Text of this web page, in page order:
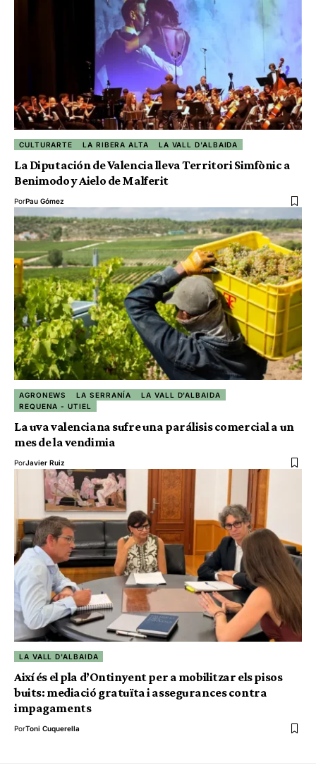
CULTURARTE LA RIBERA ALTA LA VALL D'ALBAIDA
La Diputación de Valencia lleva Territori Simfònic a
Benimodo y Aielo de Malferit
PorPau Gómez
AGRONEWS LA SERRANÍA
LA VALL D'ALBAIDA
REQUENA - UTIEL
La uva valenciana sufre una parálisis comercial a un
mes de la vendimia
PorJavier Ruiz
LA VALL D'ALBAIDA
Així és el pla d’Ontinyent per a mobilitzar els pisos
buits: mediació gratuïta i assegurances contra
impagaments
PorToni Cuquerella